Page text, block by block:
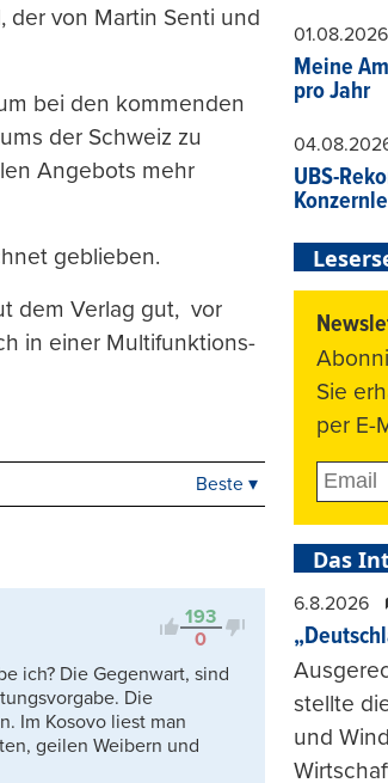
der von Martin Senti und
bei den kommenden
der Schweiz zu
Angebots mehr
geblieben.
dem Verlag gut, vor
in einer Multifunktions-
Kontrovers
Beste ▾
193
0
ich? Die Gegenwart, sind
Die
Im Kosovo liest man
geilen Weibern und
01.08.2026
Meine
pro Jahr
UBS-
Sie
per E-
Das
6.8.2026
stellte
und